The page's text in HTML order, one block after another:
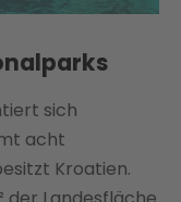
sich
acht
Kroatien.